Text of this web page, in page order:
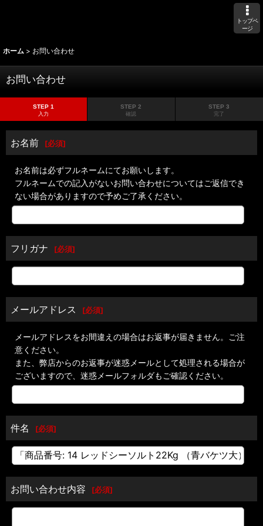
トップペ
ージ
ホーム > お問い合わせ
お問い合わせ
STEP 1
入力
STEP 2
確認
STEP 3
完了
お名前 [必須]
お名前は必ずフルネームにてお願いします。
フルネームでの記入がないお問い合わせについてはご返信でき
ない場合がありますので予めご了承ください。
フリガナ [必須]
メールアドレス [必須]
メールアドレスをお間違えの場合はお返事が届きません。ご注
意ください。
また、弊店からのお返事が迷惑メールとして処理される場合が
ございますので、迷惑メールフォルダもご確認ください。
件名 [必須]
お問い合わせ内容 [必須]